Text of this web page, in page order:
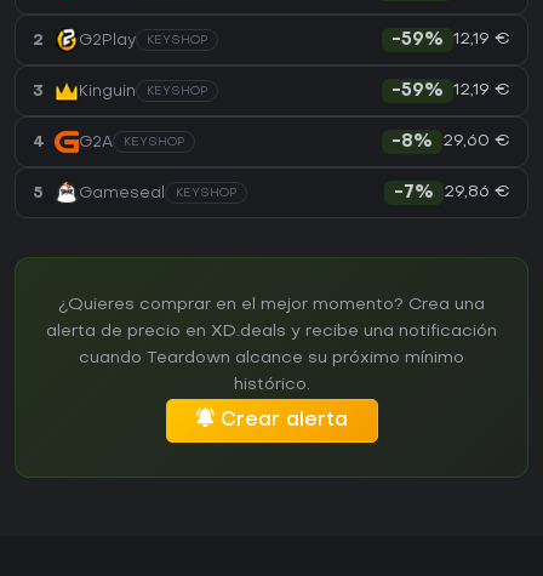
2 G2Play KEYSHOP -59% 12,19 €
3 Kinguin KEYSHOP -59% 12,19 €
4 G2A KEYSHOP -8% 29,60 €
5 Gameseal KEYSHOP -7% 29,86 €
¿Quieres comprar en el mejor momento? Crea una
alerta de precio en XD.deals y recibe una notificación
cuando Teardown alcance su próximo mínimo
histórico.
Crear alerta